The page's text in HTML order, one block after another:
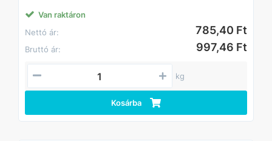
Van raktáron
Nettó ár:
785,40 Ft
Bruttó ár: 997,46 Ft
kg
Kosárba